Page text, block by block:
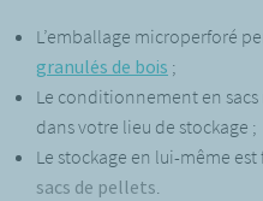
L’emballage microperforé
granulés de bois ;
Le conditionnement en
dans votre lieu de stockage ;
Le stockage en lui-même
sacs de pellets.